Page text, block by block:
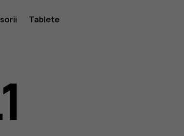
Tablete